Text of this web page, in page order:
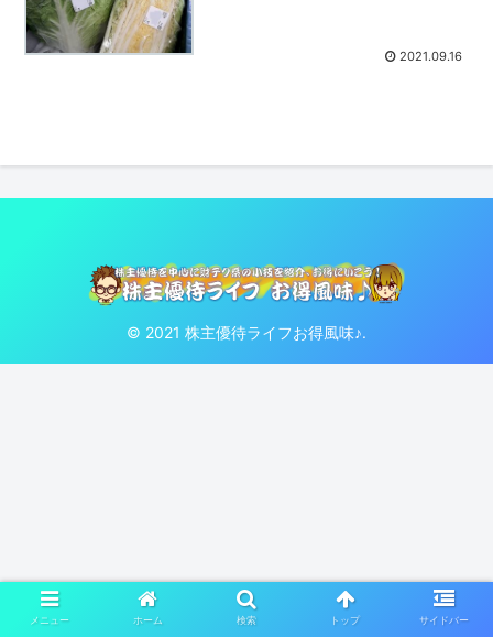
2021.09.16
© 2021 株主優待ライフお得風味♪.
メニュー ホーム 検索 トップ サイドバー